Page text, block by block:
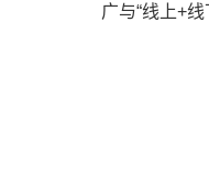
广与“线上+